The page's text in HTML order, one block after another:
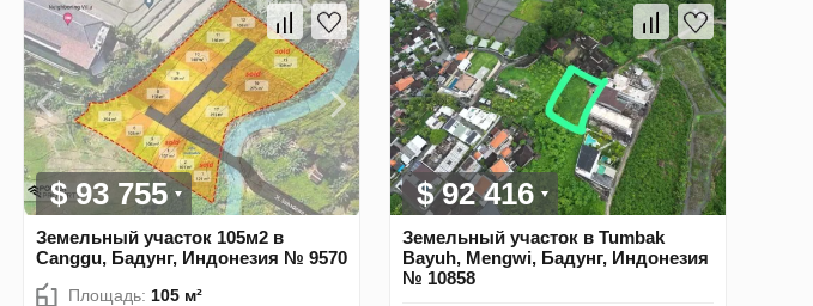
$ 93 755
Земельный участок 105м2 в
Canggu, Бадунг, Индонезия № 9570
Площадь: 105 м²
$ 92 416
Земельный участок в Tumbak
Bayuh, Mengwi, Бадунг, Индонезия
№ 10858